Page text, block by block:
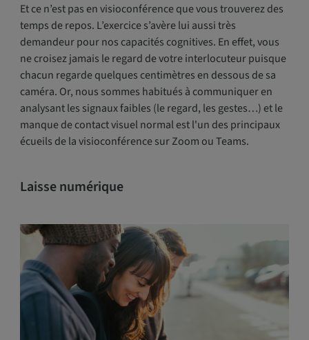
Et ce n’est pas en visioconférence que vous trouverez des
temps de repos. L’exercice s’avère lui aussi très
demandeur pour nos capacités cognitives. En effet, vous
ne croisez jamais le regard de votre interlocuteur puisque
chacun regarde quelques centimètres en dessous de sa
caméra. Or, nous sommes habitués à communiquer en
analysant les signaux faibles (le regard, les gestes…) et le
manque de contact visuel normal est l'un des principaux
écueils de la visioconférence sur Zoom ou Teams.
Laisse numérique